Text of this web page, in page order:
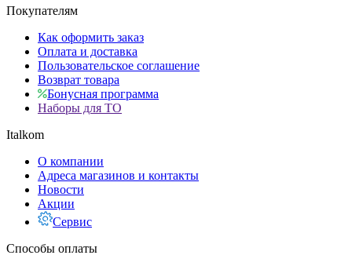
Покупателям
Как оформить заказ
Оплата и доставка
Пользовательское соглашение
Возврат товара
Бонусная программа
Наборы для ТО
Italkom
О компании
Адреса магазинов и контакты
Новости
Акции
Сервис
Способы оплаты